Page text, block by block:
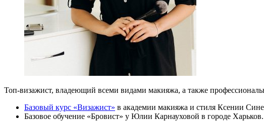
Топ-визажист, владеющий всеми видами макияжа, а также
Базовый курс «Визажист» в академии макияжа и стиля Ксении
Базовое обучение «Бровист» у Юлии Карнауховой в городе Харьков.